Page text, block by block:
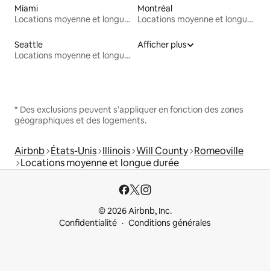
Miami
Locations moyenne et longue durée
Montréal
Locations moyenne et longue durée
Seattle
Locations moyenne et longue durée
Afficher plus
* Des exclusions peuvent s'appliquer en fonction des zones
géographiques et des logements.
Airbnb États-Unis Illinois Will County Romeoville
Locations moyenne et longue durée
© 2026 Airbnb, Inc.
Confidentialité
Conditions générales